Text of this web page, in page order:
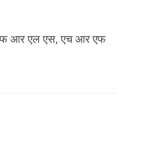
आर एल एस, एच आर एफ